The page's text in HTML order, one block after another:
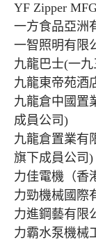
YF Zipper
一方食品亞洲
一智照明有限
九龍巴士(一九
九龍東帝苑酒
九龍倉中國置
成員公司)
九龍倉置業有
旗下成員公司)
力佳電機（香
力勁機械國際
力進鋼藝有限
力霸水泵機械